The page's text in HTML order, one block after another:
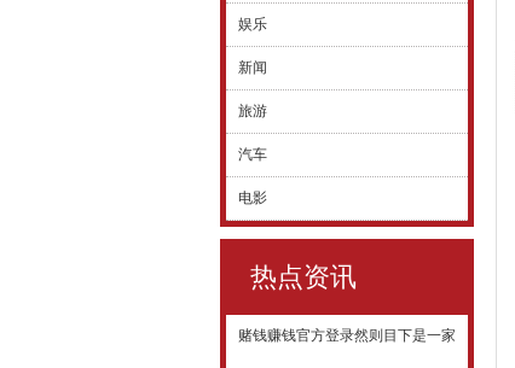
娱乐
新闻
旅游
汽车
电影
热点资讯
赌钱赚钱官方登录然则目下是一家